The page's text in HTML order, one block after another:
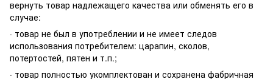
вернуть товар надлежащего качества или обменять его в
случае:
· товар не был в употреблении и не имеет следов
использования потребителем: царапин, сколов,
потертостей, пятен и т.п.;
· товар полностью укомплектован и сохранена фабричная